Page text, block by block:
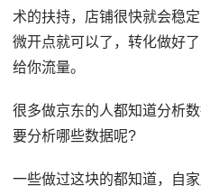
术的扶持，店铺很快就会稳
微开点就可以了，转化做好
给你流量。
很多做京东的人都知道分析
要分析哪些数据呢?
一些做过这块的都知道，自